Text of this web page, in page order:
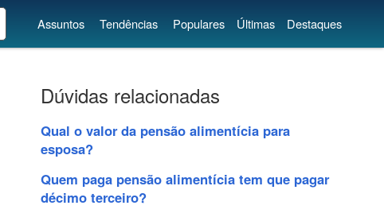
Assuntos Tendências Populares Últimas Destaques
Dúvidas relacionadas
Qual o valor da pensão alimentícia para
esposa?
Quem paga pensão alimentícia tem que pagar
décimo terceiro?